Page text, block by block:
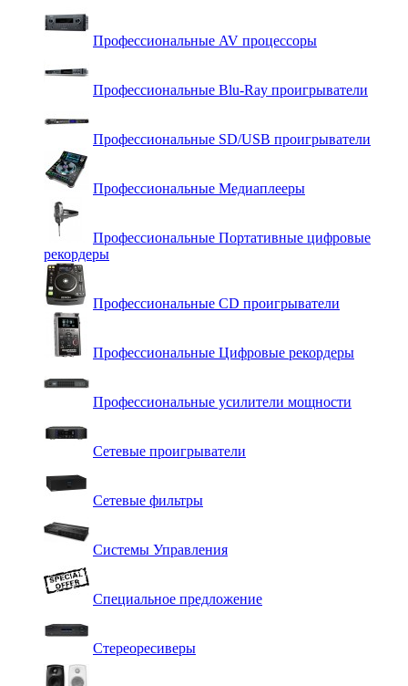
Профессиональные AV процессоры
Профессиональные Blu-Ray проигрыватели
Профессиональные SD/USB проигрыватели
Профессиональные Медиаплееры
Профессиональные Портативные цифровые
рекордеры
Профессиональные СD проигрыватели
Профессиональные Цифровые рекордеры
Профессиональные усилители мощности
Сетевые проигрыватели
Сетевые фильтры
Системы Управления
Специальное предложение
Стереоресиверы